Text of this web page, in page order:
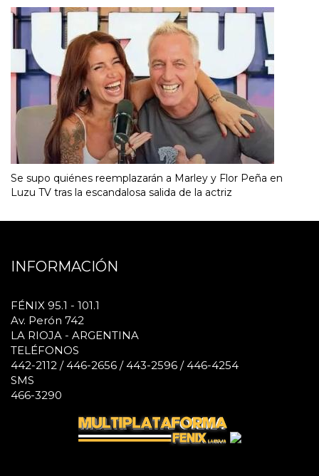
Se supo quiénes reemplazarán a Marley y Flor Peña en
Luzu TV tras la escandalosa salida de la actriz
INFORMACIÓN
FÉNIX 95.1 - 101.1
Av. Perón 742
LA RIOJA - ARGENTINA
TELÉFONOS
442-2112 / 446-2656 / 443-2596 / 446-4254
SMS
466-3290